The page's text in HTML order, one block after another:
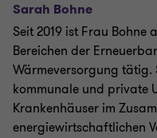
Sarah Bohne
Seit 2019 ist Frau Bohne
Bereichen der
Wärmeversorgung tätig.
kommunale und private
Krankenhäuser im
energiewirtschaftlichen